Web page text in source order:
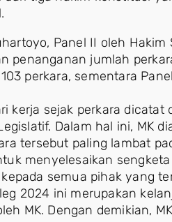
Panel II oleh Hakim
penanganan jumlah
perkara, sementara
kerja sejak perkara dicatat
Dalam hal ini, MK
tersebut paling lambat
menyelesaikan
semua pihak yang
2024 ini merupakan
MK. Dengan demikian,